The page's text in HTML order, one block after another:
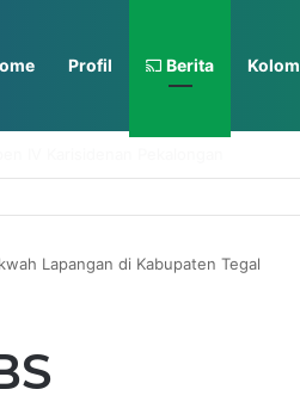
Profil Berita Kolom
Lapangan di Kabupaten Tegal